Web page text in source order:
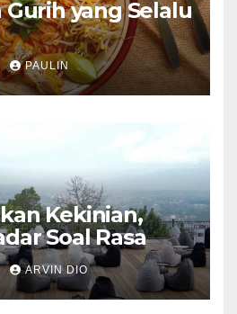
Gurih yang Selalu
PAULIN
Kekinian,
Soal Rasa
ARVIN DIO